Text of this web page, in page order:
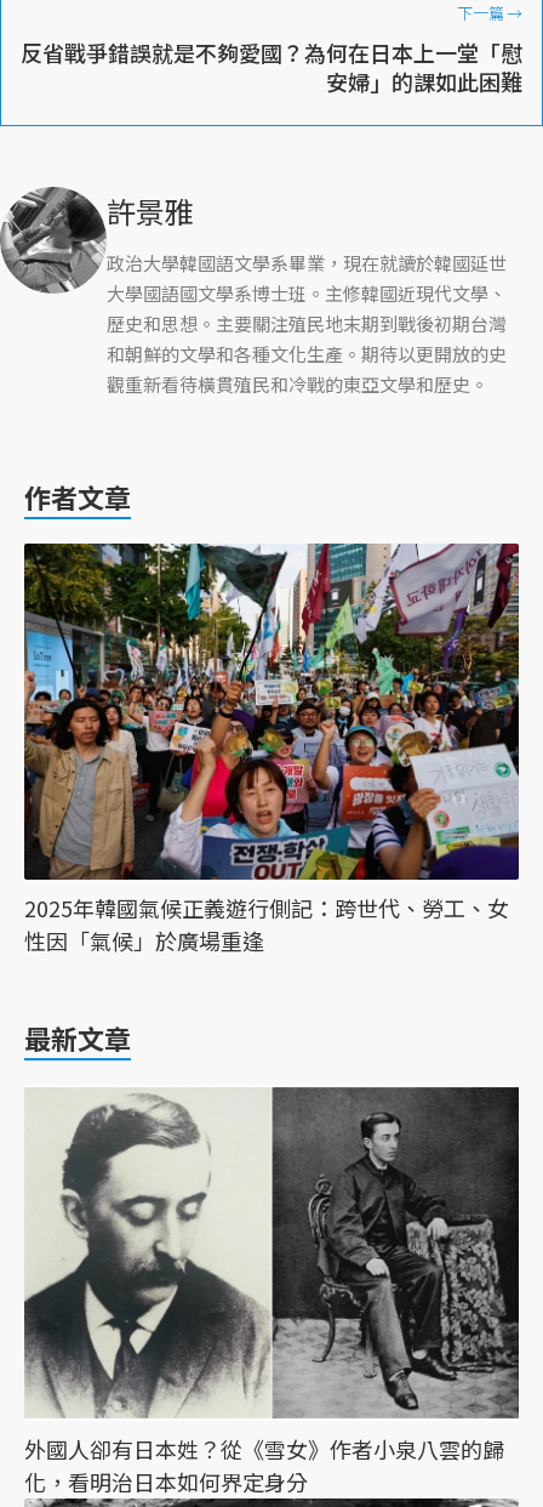
下一篇→
反省戰爭錯誤就是不夠愛國？為何在日本上一堂「慰
安婦」的課如此困難
許景雅
政治大學韓國語文學系畢業，現在就讀於韓國延世
大學國語國文學系博士班。主修韓國近現代文學、
歷史和思想。主要關注殖民地末期到戰後初期台灣
和朝鮮的文學和各種文化生產。期待以更開放的史
觀重新看待橫貫殖民和冷戰的東亞文學和歷史。
作者文章
2025年韓國氣候正義遊行側記：跨世代、勞工、女
性因「氣候」於廣場重逢
最新文章
外國人卻有日本姓？從《雪女》作者小泉八雲的歸
化，看明治日本如何界定身分